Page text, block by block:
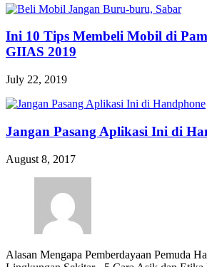
Ini 10 Tips Membeli Mobil di
GIIAS 2019
July 22, 2019
Jangan Pasang Aplikasi Ini di
August 8, 2017
Alasan Mengapa Pemberdayaan Pemuda